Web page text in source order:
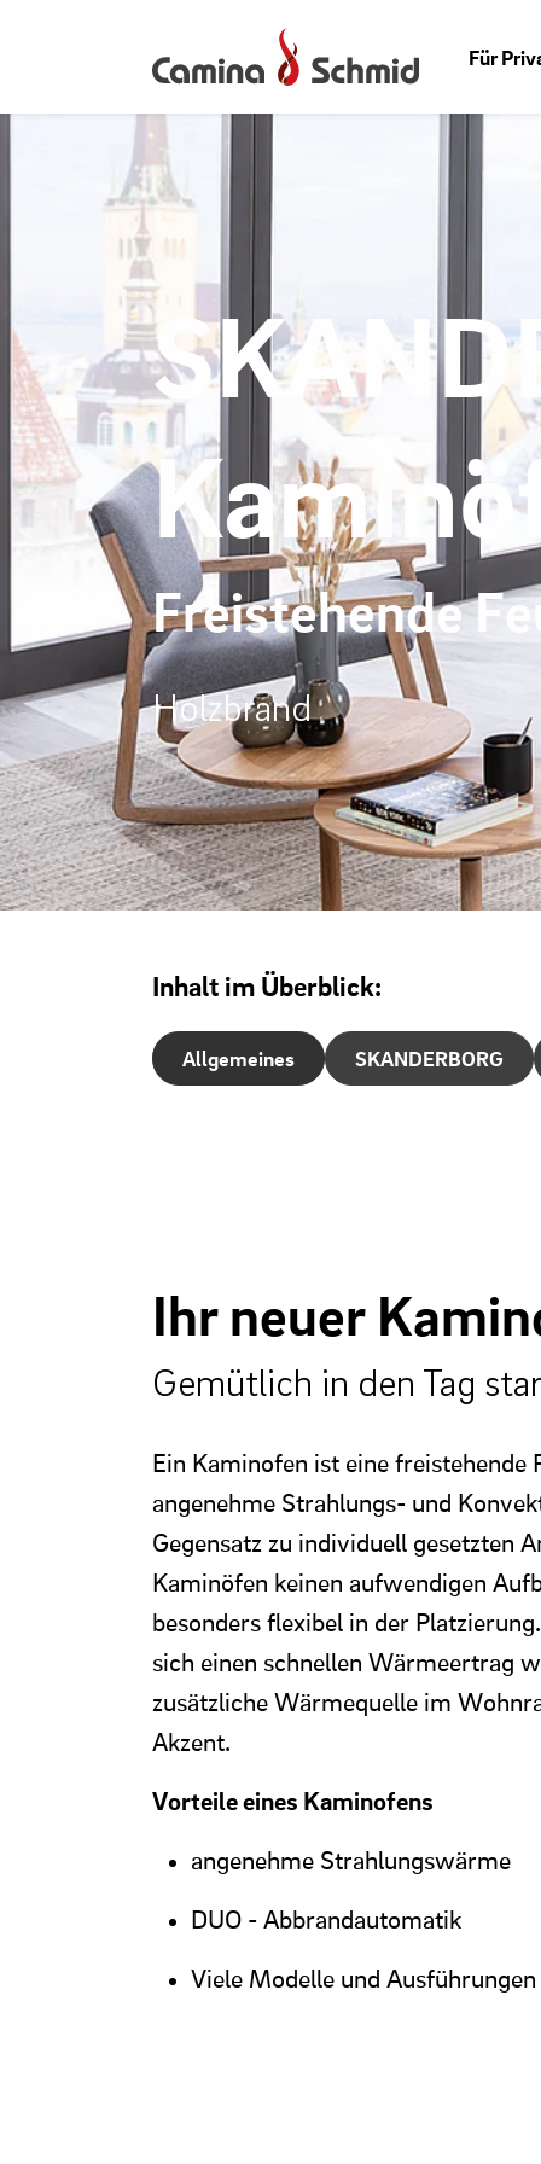
Für
Freistehende
Holzbrand
Inhalt im Überblick:
Allgemeines SKANDERBORG
Ihr neuer
Gemütlich in den Tag
Ein Kaminofen ist eine freistehende
angenehme Strahlungs- und
Gegensatz zu individuell gesetzten
Kaminöfen keinen aufwendigen
besonders flexibel in der
sich einen schnellen Wärmeertrag
zusätzliche Wärmequelle im
Akzent.
Vorteile eines Kaminofens
angenehme Strahlungswärme
DUO - Abbrandautomatik
Viele Modelle und